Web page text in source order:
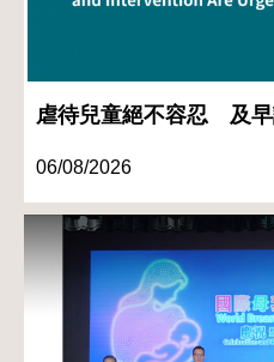
虐待兒童絕不容忍 及
06/08/2026